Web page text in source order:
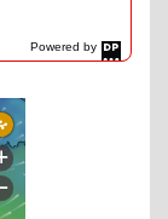
Powered by
DaysPedia.com